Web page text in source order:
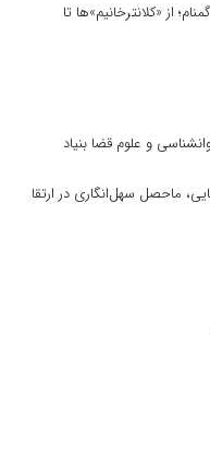
از «کلانترخانیم»ها تا
و علوم قضا بنیاد
ماحصل سهل‌انگاری در ارتقا